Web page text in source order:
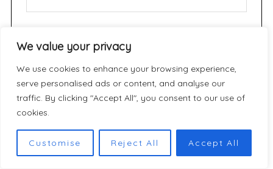
We value your privacy
We use cookies to enhance your browsing experience,
serve personalised ads or content, and analyse our
traffic. By clicking "Accept All", you consent to our use of
cookies.
Customise Reject All Accept All
5. Nano Banana Pro
Réussirez-vous à maintenir
l’équilibre sans céder aux
ténèbres ?
strategy and Gothic drama! This tense balance
game challenges players to resist darkness while